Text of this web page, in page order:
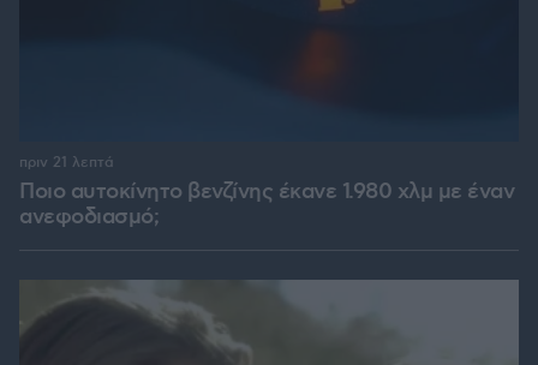
Ποιο αυτοκίνητο βενζίνης έκανε 1.980 χλμ με έναν
ανεφοδιασμό;
πριν 21 λεπτά